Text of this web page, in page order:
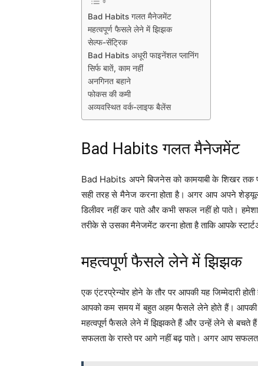
Bad Habits गलत मैनेजमेंट
महत्वपूर्ण फैसले लेने में झिझक
सेल्फ-सेंट्रिक
Bad Habits अधूरी फाइनेंशल प्लानिंग
सिर्फ बातें, काम नहीं
अनगिनत बहाने
फोकस की कमी
अव्यवस्थित वर्क-लाइफ बैलेंस
Bad Habits गलत मैनेजमेंट
Bad Habits अपने बिजनेस को कामयाबी के शिखर तक
सही तरह से मैनेज करना होता है। अगर आप अपने
डिलीवर नहीं कर पाते और कभी सफल नहीं हो पाते।
तरीके से उसका मैनेजमेंट करना होता है ताकि आपके
महत्वपूर्ण फैसले लेने में झिझक
एक एंटरप्रेन्योर होने के तौर पर आपकी यह जिम्मेदारी
आपको कम समय में बहुत अहम फैसले लेने होते हैं। आपकी
महत्वपूर्ण फैसले लेने में झिझकते हैं और उन्हें लेने से बचते
सफलता के रास्ते पर आगे नहीं बढ़ पाते। अगर आप